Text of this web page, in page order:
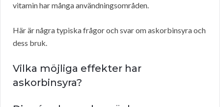
vitamin har många användningsområden.
Här är några typiska frågor och svar om askorbinsyra och
dess bruk.
Vilka möjliga effekter har
askorbinsyra?